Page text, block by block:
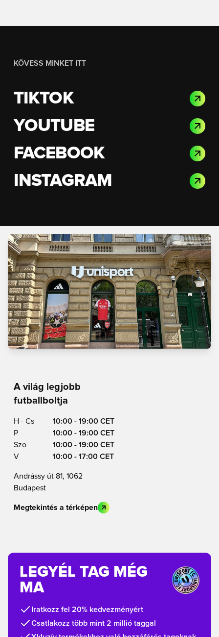
KÖVESS MINKET ITT
TIKTOK
YOUTUBE
FACEBOOK
INSTAGRAM
A világ legjobb
futballboltja
H - Cs
10:00 - 19:00 CET
P
10:00 - 19:00 CET
Szo
10:00 - 19:00 CET
V
10:00 - 17:00 CET
Andrássy út 81, 1062
Budapest
Megtekintés a térképen
LEGYÉL TAG MÉG
MA
Iratkozz fel 20% kedvezményért
Csatlakozz több mint 2 millió taggal